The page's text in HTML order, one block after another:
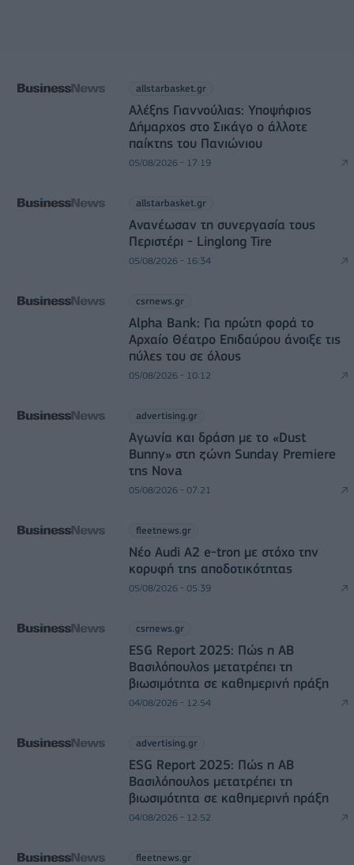
allstarbasket.gr
Αλέξης Γιαννούλιας: Υποψήφιος
Δήμαρχος στο Σικάγο ο άλλοτε
παίκτης του Πανιώνιου
05/08/2026 - 17:19
allstarbasket.gr
Ανανέωσαν τη συνεργασία τους
Περιστέρι - Linglong Tire
05/08/2026 - 16:34
csrnews.gr
Alpha Bank: Για πρώτη φορά το
Αρχαίο Θέατρο Επιδαύρου άνοιξε τις
πύλες του σε όλους
05/08/2026 - 10:12
advertising.gr
Αγωνία και δράση με το «Dust
Bunny» στη ζώνη Sunday Premiere
της Nova
05/08/2026 - 07:21
fleetnews.gr
Νέο Audi A2 e-tron με στόχο την
κορυφή της αποδοτικότητας
05/08/2026 - 05:39
csrnews.gr
ESG Report 2025: Πώς η ΑΒ
Βασιλόπουλος μετατρέπει τη
βιωσιμότητα σε καθημερινή πράξη
04/08/2026 - 12:54
advertising.gr
ESG Report 2025: Πώς η ΑΒ
Βασιλόπουλος μετατρέπει τη
βιωσιμότητα σε καθημερινή πράξη
04/08/2026 - 12:52
fleetnews.gr